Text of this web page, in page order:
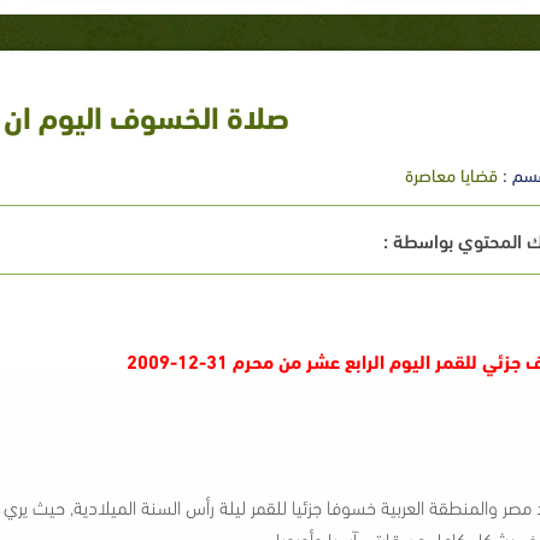
صلاة الخسوف اليوم ان
:قضايا معاصرة
المحتوي بواسطة :
للقمر اليوم الرابع عشر من محرم 31-12-2009
والمنطقة العربية خسوفا جزئيا للقمر ليلة رأس السنة الميلادية‏,‏ حيث